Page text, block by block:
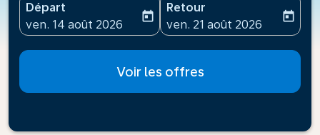
Départ
fc-booking-departure-date-aria-label
ven. 14 août 2026
today
Retour
fc-booking-return-date-
ven. 21 août 2026
today
Voir les offres